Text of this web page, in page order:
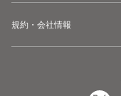
規約・会社情報